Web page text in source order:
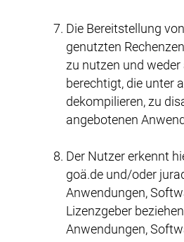
Die Bereitstellung
genutzten
zu nutzen und
berechtigt, die unter
dekompilieren, zu
angebotenen
Der Nutzer erkennt
goä.de und/oder
Anwendungen,
Lizenzgeber
Anwendungen,